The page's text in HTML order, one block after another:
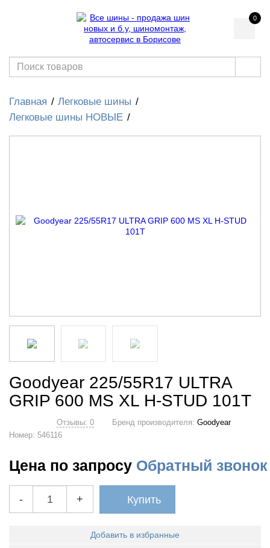
0
Главная
Легковые шины
Легковые шины НОВЫЕ
Goodyear 225/55R17 ULTRA
GRIP 600 MS XL H-STUD 101T
Отзывы: 0 Бренд производителя: Goodyear
Номер: 546116
Цена по запросу Обратный звонок
- + Купить
Добавить в избранные